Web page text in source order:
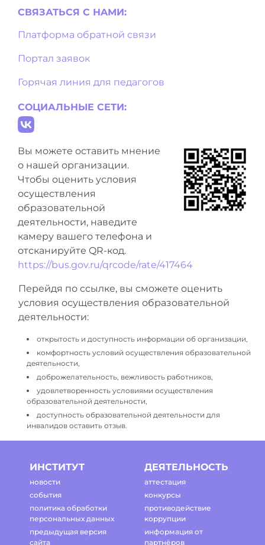
СВЯЗАТЬСЯ С НAМИ:
Платформа обратной связи
Портал заявок
Горячая линия для педагогов
СОЦИАЛЬНЫЕ СЕТИ:
Вы можете оставить мнение
о нашей организации.
Чтобы оценить условия
осуществления
образовательной
деятельности, наведите
камеру вашего телефона и
отсканируйте QR-код.
https://bus.gov.ru/qrcode/rate/417464
Перейдя по ссылке, вы сможете оценить
условия осуществления образовательной
деятельности:
открытость и доступность информации об организации,
комфортность условий осуществления образовательной
деятельности,
доброжелательность, вежливость работников,
удовлетворенность условиями осуществления
образовательной деятельности,
доступность образовательной деятельности для
инвалидов оставить отзыв.
ИНСТИТУТ
новости
события
политика обработки
персональных данных
предыдущая версия
сайта
ДЕЯТЕЛЬНОСТЬ
аттестация
конкурсы
противодействие
коррупции
информация от
партнёров